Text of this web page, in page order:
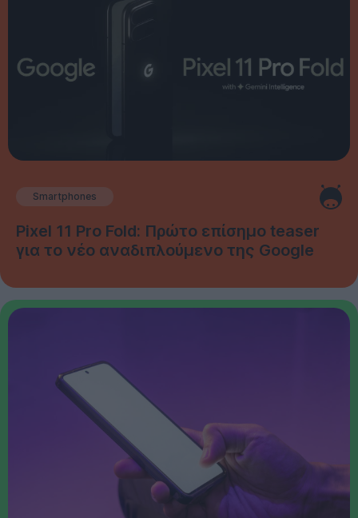
Smartphones
Pixel 11 Pro Fold: Πρώτο επίσημο teaser
για το νέο αναδιπλούμενο της Google